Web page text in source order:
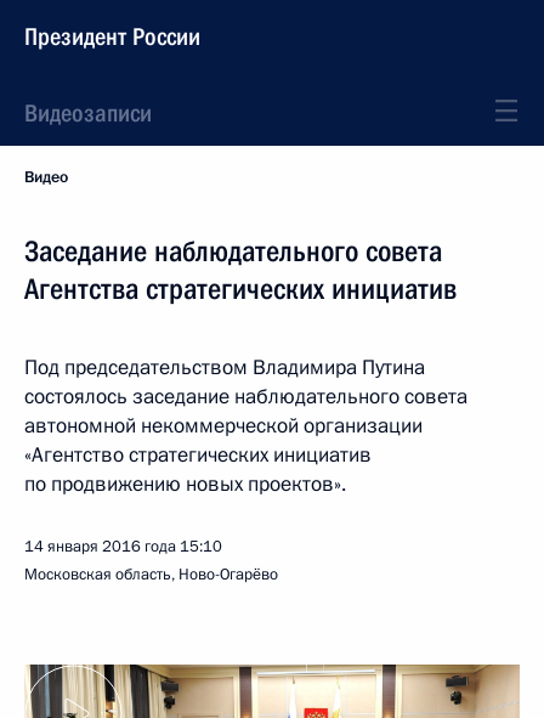
Президент России
Видеозаписи
Видео
Заседание наблюдательного совета
Агентства стратегических инициатив
Под председательством Владимира Путина
состоялось заседание наблюдательного совета
автономной некоммерческой организации
«Агентство стратегических инициатив
по продвижению новых проектов».
14 января 2016 года 15:10
Московская область, Ново-Огарёво